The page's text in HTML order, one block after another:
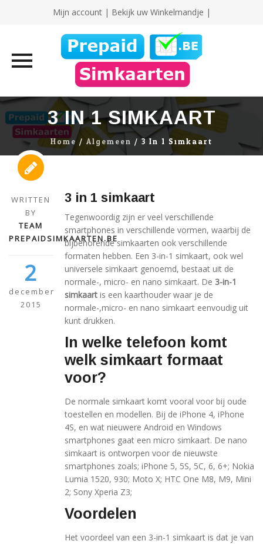
Mijn account| Bekijk uw Winkelmandje |
Skip
to
content
3 IN 1 SIMKAART
Home/ Algemeen /3 In 1 Simkaart
WRITTEN
BY
TEAM
PREPAIDSIMKAARTEN.BE
2
december
2015
3 in 1 simkaart
Tegenwoordig zijn er veel verschillende
smartphones in verschillende vormen, waarbij de
bijbehorende simkaarten ook verschillende
formaten hebben. Een 3-in-1 simkaart, ook wel
universele simkaart genoemd, bestaat uit de
normale-, micro- en nano simkaart. De 3-in-1
simkaart is een kaarthouder waar je de
normale-,micro- en nano simkaart eenvoudig uit
kunt drukken.
In welke telefoon komt
welk simkaart formaat
voor?
De normale simkaart komt vooral voor bij oude
toestellen en modellen. Bij de iPhone 4, iPhone
4S, en wat nieuwere Android en Windows
smartphones gaat een micro simkaart. De nano
simkaart is ontworpen voor de nieuwste
smartphones zoals; iPhone 5, 5S, 5C, 6, 6+; Nokia
Lumia 1520, 930; Moto X; HTC One M8, M9, Mini
2; Sony Xperia Z3;
Voordelen
Het voordeel van een 3-in-1 simkaart is dat je van